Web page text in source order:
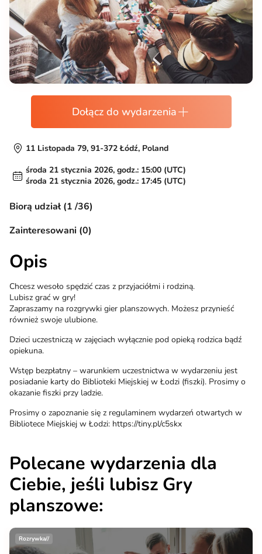
Dołącz do wydarzenia
11 Listopada 79, 91-372 Łódź, Poland
środa 21 stycznia 2026, godz.: 15:00 (UTC)
środa 21 stycznia 2026, godz.: 17:45 (UTC)
Biorą udział (1 /36)
Zainteresowani (0)
Opis
Chcesz wesoło spędzić czas z przyjaciółmi i rodziną.
Lubisz grać w gry!
Zapraszamy na rozgrywki gier planszowych. Możesz przynieść
również swoje ulubione.
Dzieci uczestniczą w zajęciach wyłącznie pod opieką rodzica bądź
opiekuna.
Wstęp bezpłatny – warunkiem uczestnictwa w wydarzeniu jest
posiadanie karty do Biblioteki Miejskiej w Łodzi (fiszki). Prosimy o
okazanie fiszki przy ladzie.
Prosimy o zapoznanie się z regulaminem wydarzeń otwartych w
Bibliotece Miejskiej w Łodzi: https://tiny.pl/c5skx
Polecane wydarzenia dla
Ciebie, jeśli lubisz Gry
planszowe:
Rozrywka//